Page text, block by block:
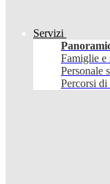
Servizi
Famiglie e
Personale
Percorsi di